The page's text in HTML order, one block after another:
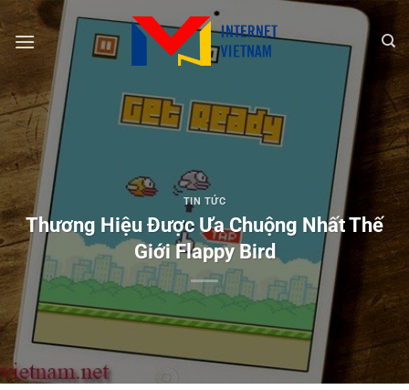
Chuyển
đến
TIN TỨC
Thương Hiệu Được Ưa Chuộng Nhất Thế
Giới Flappy Bird